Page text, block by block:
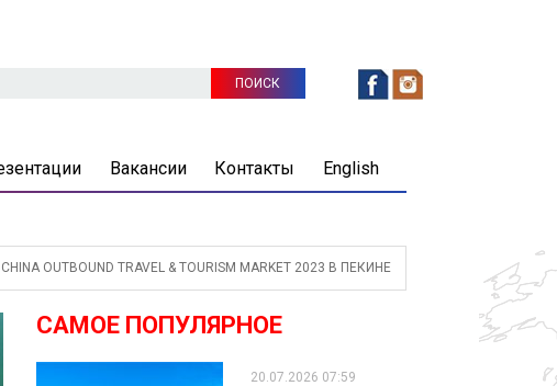
Вакансии Контакты English
OUTBOUND TRAVEL & TOURISM MARKET 2023 В ПЕКИНЕ
САМОЕ ПОПУЛЯРНОЕ
20.07.2026 07:59